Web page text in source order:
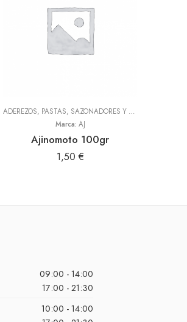
ADEREZOS, PASTAS, SAZONADORES Y CONDIMENTOS
Marca: AJ
Ajinomoto 100gr
1,50 €
09:00 - 14:00
17:00 - 21:30
10:00 - 14:00